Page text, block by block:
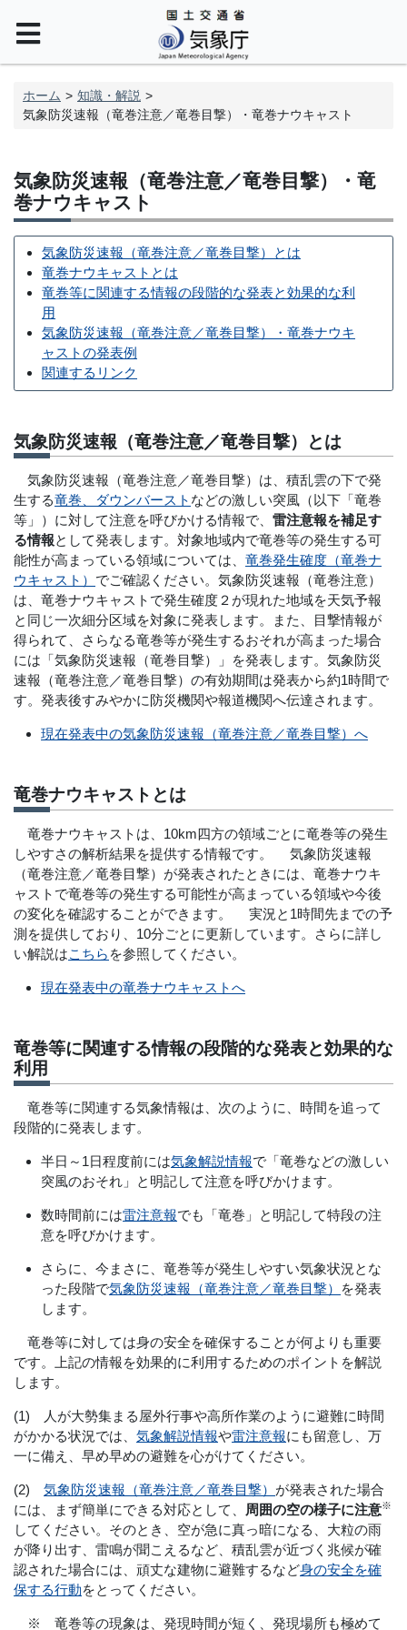
ホーム
知識・解説
気象防災速報（竜巻注意／竜巻目撃）・竜巻ナウキャスト
気象防災速報（竜巻注意／竜巻目撃）・竜
巻ナウキャスト
気象防災速報（竜巻注意／竜巻目撃）とは
竜巻ナウキャストとは
竜巻等に関連する情報の段階的な発表と効果的な利
用
気象防災速報（竜巻注意／竜巻目撃）・竜巻ナウキ
ャストの発表例
関連するリンク
気象防災速報（竜巻注意／竜巻目撃）とは
気象防災速報（竜巻注意／竜巻目撃）は、積乱雲の下で発
生する竜巻、ダウンバースト などの激しい突風（以下「竜巻
等」）に対して注意を呼びかける情報で、 雷注意報を補足す
る情報として発表します。対象地域内で竜巻等の発生する可
能性が高まっている領域については、 竜巻発生確度（竜巻ナ
ウキャスト） でご確認ください。気象防災速報（竜巻注意）
は、竜巻ナウキャストで発生確度２が現れた地域を天気予報
と同じ一次細分区域を対象に発表します。また、目撃情報が
得られて、さらなる竜巻等が発生するおそれが高まった場合
には「気象防災速報（竜巻目撃）」を発表します。気象防災
速報（竜巻注意／竜巻目撃）の有効期間は発表から約1時間で
す。発表後すみやかに防災機関や報道機関へ伝達されます。
現在発表中の気象防災速報（竜巻注意／竜巻目撃）へ
竜巻ナウキャストとは
竜巻ナウキャストは、10km四方の領域ごとに竜巻等の発生
しやすさの解析結果を提供する情報です。 気象防災速報
（竜巻注意／竜巻目撃）が発表されたときには、竜巻ナウキ
ャストで竜巻等の発生する可能性が高まっている領域や今後
の変化を確認することができます。 実況と1時間先までの予
測を提供しており、10分ごとに更新しています。さらに詳し
い解説はこちら を参照してください。
現在発表中の竜巻ナウキャストへ
竜巻等に関連する情報の段階的な発表と効果的な
利用
竜巻等に関連する気象情報は、次のように、時間を追って
段階的に発表します。
半日～1日程度前には気象解説情報で「竜巻などの激しい
突風のおそれ」と明記して注意を呼びかけます。
数時間前には雷注意報でも「竜巻」と明記して特段の注
意を呼びかけます。
さらに、今まさに、竜巻等が発生しやすい気象状況とな
った段階で気象防災速報（竜巻注意／竜巻目撃）
を発表
します。
竜巻等に対しては身の安全を確保することが何よりも重要
です。上記の情報を効果的に利用するためのポイントを解説
します。
(1) 人が大勢集まる屋外行事や高所作業のように避難に時間
がかかる状況では、 気象解説情報や雷注意報にも留意し、万
一に備え、早め早めの避難を心がけてください。
(2) 気象防災速報（竜巻注意／竜巻目撃） が発表された場合
には、まず簡単にできる対応として、
周囲の空の様子に注意※
してください。そのとき、空が急に真っ暗になる、大粒の雨
が降り出す、雷鳴が聞こえるなど、積乱雲が近づく兆候が確
認された場合には、頑丈な建物に避難するなど身の安全を確
保する行動をとってください。
※ 竜巻等の現象は、発現時間が短く、発現場所も極めて